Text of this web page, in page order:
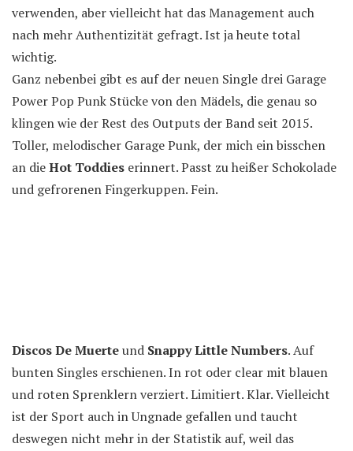
verwenden, aber vielleicht hat das Management auch
nach mehr Authentizität gefragt. Ist ja heute total
wichtig.
Ganz nebenbei gibt es auf der neuen Single drei Garage
Power Pop Punk Stücke von den Mädels, die genau so
klingen wie der Rest des Outputs der Band seit 2015.
Toller, melodischer Garage Punk, der mich ein bisschen
an dieHot Toddies erinnert. Passt zu heißer Schokolade
und gefrorenen Fingerkuppen. Fein.
Discos De Muerteund Snappy Little Numbers. Auf
bunten Singles erschienen. In rot oder clear mit blauen
und roten Sprenklern verziert. Limitiert. Klar. Vielleicht
ist der Sport auch in Ungnade gefallen und taucht
deswegen nicht mehr in der Statistik auf, weil das